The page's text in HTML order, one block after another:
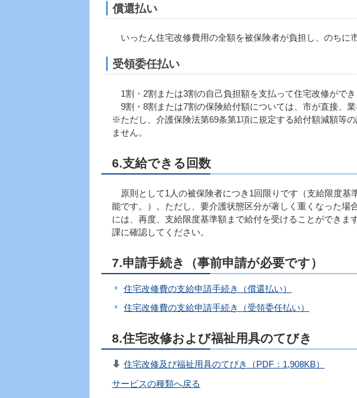
償還払い
いったん住宅改修費用の全額を被保険者が負担し、のちに
受領委任払い
1割・2割または3割の自己負担額を支払って住宅改修ができ
9割・8割または7割の保険給付額については、市が直接、業
※ただし、介護保険法第69条第1項に規定する給付額減額等
ません。
6.支給できる回数
原則として1人の被保険者につき1回限りです（支給限度基
能です。）。ただし、要介護状態区分が著しく重くなった場
には、再度、支給限度基準額まで給付を受けることができ
課に確認してください。
7.申請手続き（事前申請が必要です）
住宅改修費の支給申請手続き（償還払い）
住宅改修費の支給申請手続き（受領委任払い）
8.住宅改修および福祉用具のてびき
住宅改修及び福祉用具のてびき（PDF：1,908KB）
サービスの種類へ戻る